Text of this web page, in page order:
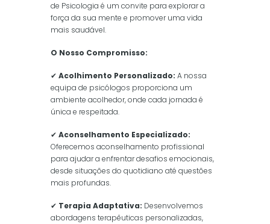
de Psicologia é um convite para explorar a
força da sua mente e promover uma vida
mais saudável.
O Nosso Compromisso:
✔ Acolhimento Personalizado: A nossa
equipa de psicólogos proporciona um
ambiente acolhedor, onde cada jornada é
única e respeitada.
✔ Aconselhamento Especializado:
Oferecemos aconselhamento profissional
para ajudar a enfrentar desafios emocionais,
desde situações do quotidiano até questões
mais profundas.
✔ Terapia Adaptativa: Desenvolvemos
abordagens terapêuticas personalizadas,